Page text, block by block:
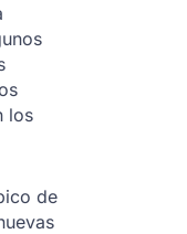
los
de